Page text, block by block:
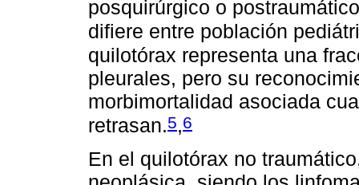
posquirúrgico o
difiere entre población
quilotórax representa una
pleurales, pero su
morbimortalidad asociada
retrasan.5,6
En el quilotórax no